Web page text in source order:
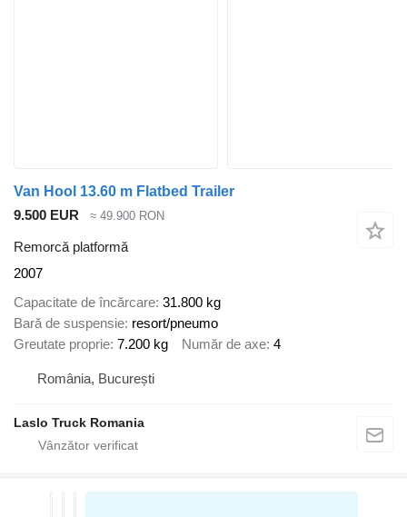
Van Hool 13.60 m Flatbed Trailer
9.500 EUR
≈ 49.900 RON
Remorcă platformă
2007
Capacitate de încărcare 31.800 kg
Bară de suspensie resort/pneumo
Greutate proprie 7.200 kg Număr de axe 4
România, București
Laslo Truck Romania